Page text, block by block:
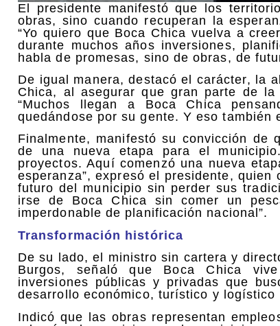
El presidente manifestó que los
obras, sino cuando recuperan la
“Yo quiero que Boca Chica vuelva a
durante muchos años inversiones,
habla de promesas, sino de obras, de
De igual manera, destacó el carácter, la
Chica, al asegurar que gran parte de
“Muchos llegan a Boca Chica
quedándose por su gente. Y eso también
Finalmente, manifestó su convicción de
de una nueva etapa para el
proyectos. Aquí comenzó una nueva
esperanza”, expresó el presidente,
futuro del municipio sin perder sus
irse de Boca Chica sin comer un
imperdonable de planificación nacional”.
Transformación histórica
De su lado, el ministro sin cartera y
Burgos, señaló que Boca Chica
inversiones públicas y privadas que
desarrollo económico, turístico y logístico
Indicó que las obras representan